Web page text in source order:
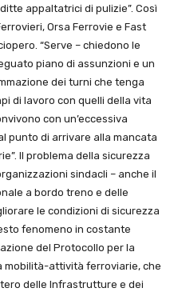
appaltatrici di pulizie”. Così
Orsa Ferrovie e Fast
“Serve – chiedono le
piano di assunzioni e un
dei turni che tenga
di lavoro con quelli della vita
con un’eccessiva
punto di arrivare alla mancata
Il problema della sicurezza
sindacli – anche il
a bordo treno e delle
le condizioni di sicurezza
fenomeno in costante
del Protocollo per la
mobilità-attività ferroviarie, che
delle Infrastrutture e dei